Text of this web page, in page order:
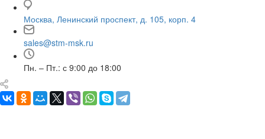
Москва, Ленинский проспект, д. 105, корп. 4
sales@stm-msk.ru
Пн. – Пт.: с 9:00 до 18:00